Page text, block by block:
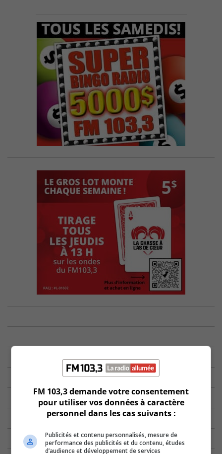
FM 103,3 demande votre consentement
pour utiliser vos données à caractère
personnel dans les cas suivants :
Publicités et contenu personnalisés, mesure de
performance des publicités et du contenu, études
d’audience et développement de services